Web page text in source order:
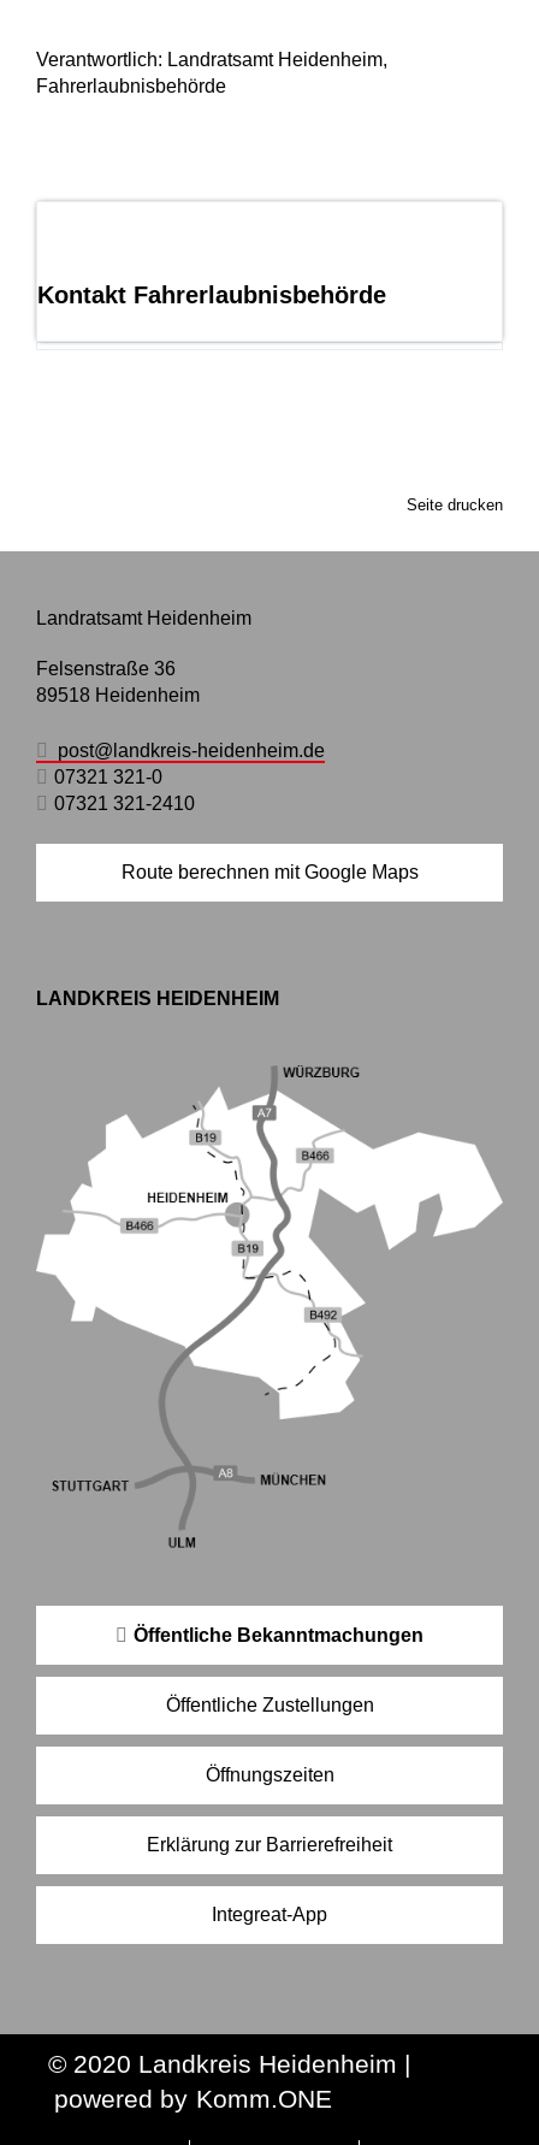
Kontakt Fahrerlaubnisbehörde
Verantwortlich: Landratsamt Heidenheim,
Fahrerlaubnisbehörde
Seite drucken
Landratsamt Heidenheim
Felsenstraße 36
89518 Heidenheim
post@landkreis-heidenheim.de
07321 321-0
07321 321-2410
Route berechnen mit Google Maps
LANDKREIS HEIDENHEIM
Öffentliche Bekanntmachungen
Öffentliche Zustellungen
Öffnungszeiten
Erklärung zur Barrierefreiheit
Integreat-App
© 2020 Landkreis Heidenheim |
powered by Komm.ONE